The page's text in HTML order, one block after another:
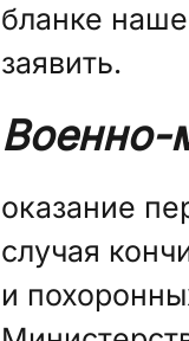
бланке
заявить.
Военно-
оказание
случая
и